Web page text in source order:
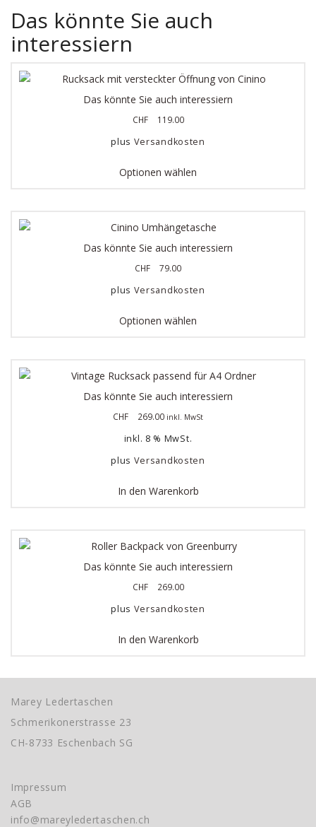
Das könnte Sie auch
interessiern
Das könnte Sie auch interessiern
CHF
119.00
plus Versandkosten
Optionen wählen
Das könnte Sie auch interessiern
CHF
79.00
plus Versandkosten
Optionen wählen
Das könnte Sie auch interessiern
CHF 269.00 inkl. MwSt
inkl. 8 % MwSt.
plus Versandkosten
In den Warenkorb
Das könnte Sie auch interessiern
CHF
269.00
plus Versandkosten
In den Warenkorb
Marey Ledertaschen
Schmerikonerstrasse 23
CH-8733 Eschenbach SG
Impressum
AGB
info@mareyledertaschen.ch